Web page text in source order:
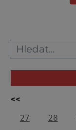
<<
27
28